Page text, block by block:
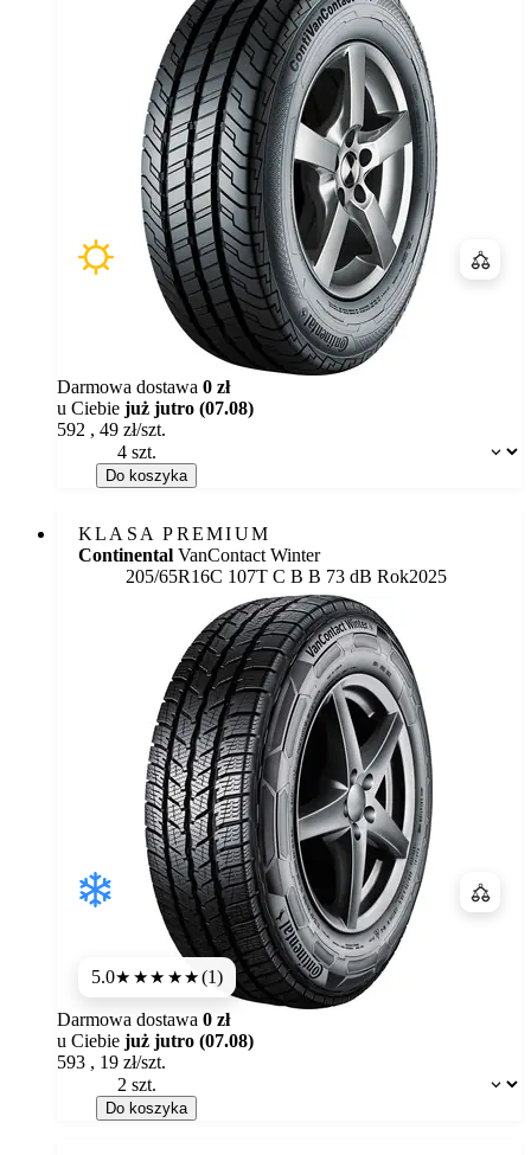
Dostępność:
Darmowa dostawa 0 zł
u Ciebie już jutro (07.08)
592 , 49 zł/szt.
Do koszyka
KLASA PREMIUM
Continental VanContact Winter
205/65R16C 107T Etykieta:
C B B 73 dB Rok2025
5.0★★★★★(1)
Dostępność:
Darmowa dostawa 0 zł
u Ciebie już jutro (07.08)
593 , 19 zł/szt.
Do koszyka